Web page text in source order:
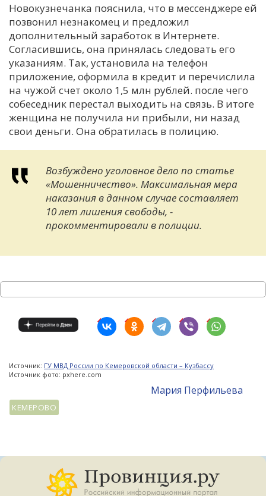
М
Н
Х
Ч
Я
Новокузнечанка пояснила, что в мессенджере ей
позвонил незнакомец и предложил
дополнительный заработок в Интернете.
Согласившись, она принялась следовать его
указаниям. Так, установила на телефон
приложение, оформила в кредит и перечислила
на чужой счет около 1,5 млн рублей. после чего
собеседник перестал выходить на связь. В итоге
женщина не получила ни прибыли, ни назад
свои деньги. Она обратилась в полицию.
Возбуждено уголовное дело по статье
«Мошенничество». Максимальная мера
наказания в данном случае составляет
10 лет лишения свободы, -
прокомментировали в полиции.
Источник: ГУ МВД России по Кемеровской области – Кузбассу
Источник фото: pxhere.com
Мария Перфильева
КЕМЕРОВО